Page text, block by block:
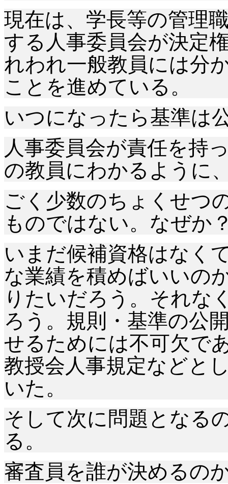
現在は、学長等の管理
する人事委員会が決定
れわれ一般教員には分
ことを進めている。
いつになったら基準は
人事委員会が責任を持
の教員にわかるように
ごく少数のちょくせつ
ものではない。なぜか
いまだ候補資格はなく
な業績を積めばいいの
りたいだろう。それな
ろう。規則・基準の公
せるためには不可欠で
教授会人事規定などと
いた。
そして次に問題となる
る。
審査員を誰が決めるの